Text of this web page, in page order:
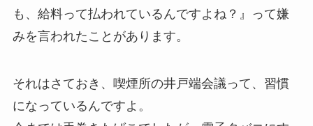
も、給料って払われているんですよね？』って嫌
みを言われたことがあります。
それはさておき、喫煙所の井戸端会議って、習慣
になっているんですよ。